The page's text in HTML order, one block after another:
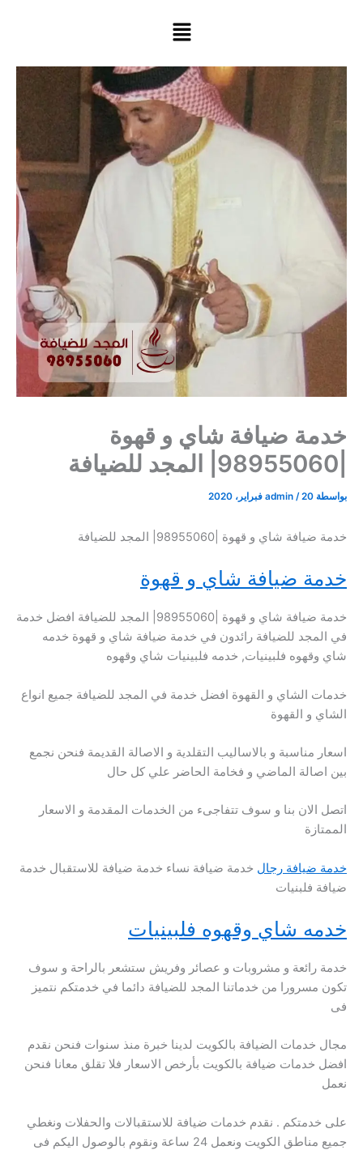
خدمة ضيافة شاي و قهوة
بواسطة admin /20 فبراير، 2020
خدمة ضيافة شاي و قهوة |98955060| المجد للضيافة
خدمة ضيافة شاي و قهوة
خدمة ضيافة شاي و قهوة |98955060| المجد للضيافة افضل خدمة
في المجد للضيافة رائدون في خدمة ضيافة شاي و قهوة خدمه
شاي وقهوه فلبينيات, خدمه فلبينيات شاي وقهوه
خدمات الشاي و القهوة افضل خدمة في المجد للضيافة جميع انواع
الشاي و القهوة
اسعار مناسبة و بالاساليب التقلدية و الاصالة القديمة فنحن نجمع
بين اصالة الماضي و فخامة الحاضر علي كل حال
اتصل الان بنا و سوف تتفاجىء من الخدمات المقدمة و الاسعار
الممتازة
خدمة ضيافة رجال خدمة ضيافة نساء خدمة ضيافة للاستقبال خدمة
ضيافة فلبنيات
خدمه شاي وقهوه فلبينيات
خدمة رائعة و مشروبات و عصائر وفريش ستشعر بالراحة و سوف
تكون مسرورا من خدماتنا المجد للضيافة دائما في خدمتكم نتميز
فى
مجال خدمات الضيافة بالكويت لدينا خبرة منذ سنوات فنحن نقدم
افضل خدمات ضيافة بالكويت بأرخص الاسعار فلا تقلق معانا فنحن
نعمل
على خدمتكم . نقدم خدمات ضيافة للاستقبالات والحفلات ونغطي
جميع مناطق الكويت ونعمل 24 ساعة ونقوم بالوصول اليكم فى